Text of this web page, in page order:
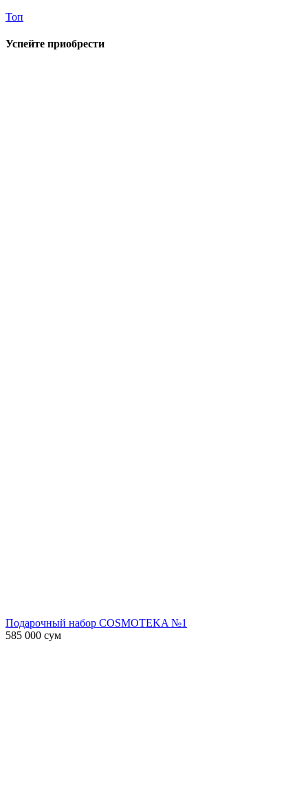
Топ
Успейте приобрести
Подарочный набор COSMOTEKA №1
585 000 сум